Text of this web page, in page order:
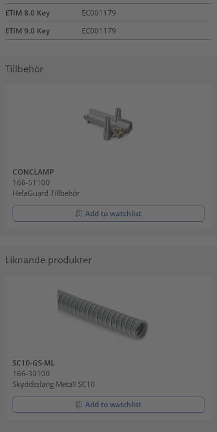
ETIM 8.0 Key
EC001179
ETIM 9.0 Key
EC001179
Tillbehör
CONCLAMP
166-51100
HelaGuard Tillbehör
Add to watchlist
Liknande produkter
SC10-GS-ML
166-30100
Skyddsslang Metall SC10
Add to watchlist